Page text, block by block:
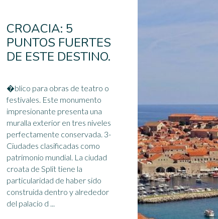
CROACIA: 5
PUNTOS FUERTES
DE ESTE DESTINO.
�blico para obras de teatro o
festivales. Este monumento
impresionante presenta una
muralla exterior en tres niveles
perfectamente conservada. 3-
Ciudades clasificadas como
patrimonio mundial. La ciudad
croata de Split tiene la
particularidad de haber sido
construida dentro y alrededor
del palacio d ...